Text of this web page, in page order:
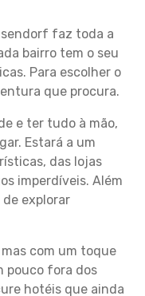
faz toda a
bairro tem o seu
Para escolher o
que procura.
e ter tudo à mão,
Estará a um
das lojas
imperdíveis. Além
de explorar
com um toque
pouco fora dos
hotéis que ainda